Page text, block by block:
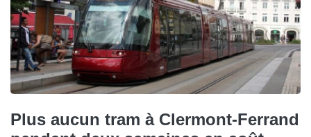
Plus aucun tram à Clermont-Ferrand